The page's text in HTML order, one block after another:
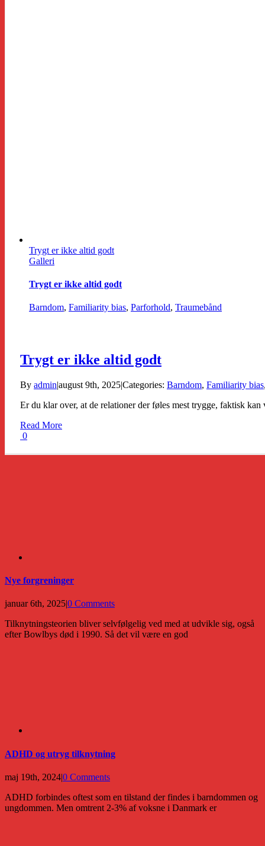
Trygt er ikke altid godt
Galleri
Trygt er ikke altid godt
Barndom, Familiarity bias, Parforhold, Traumebånd
Trygt er ikke altid godt
By admin|august 9th, 2025|Categories: Barndom, Familiarity bias
Er du klar over, at de relationer der føles mest trygge, faktisk
Read More
0
Nye forgreninger
januar 6th, 2025|0 Comments
Tilknytningsteorien bliver selvfølgelig ved med at udvikle sig, også
efter Bowlbys død i 1990. Så det vil være en god
ADHD og utryg tilknytning
maj 19th, 2024|0 Comments
ADHD forbindes oftest som en tilstand der findes i barndommen og
ungdommen. Men omtrent 2-3% af voksne i Danmark er